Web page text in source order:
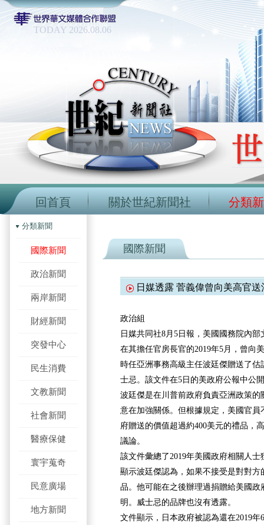
TODAY 2026.08.06
回首頁 關於世紀新聞社 分類
分類新聞
國際新聞
政治新聞
兩岸新聞
財經新聞
突發中心
民生消費
文教新聞
社會新聞
醫療保健
寰宇蒐奇
民意廣場
地方新聞
國際新聞
日媒透露 菅義偉曾向美高官送
政治組
日媒共同社8月5日報，美國國務院內
在其擔任官房長官的2019年5月，曾向
時任亞洲事務高級主任波廷傑贈送了估
士忌。該文件在5日的美政府公報中公
波廷傑是在川普前政府負責亞洲政策
意在加強關係。但根據規定，美國官
府贈送的價值超過約400美元的禮品，
議論。
該文件彙總了2019年美國政府相關人
顯示波廷傑認為，如果不接受是對對
品。他可能在之後辦理過捐贈給美國
明。威士忌的品牌也沒有透露。
文件顯示，日本政府被認為還在2019